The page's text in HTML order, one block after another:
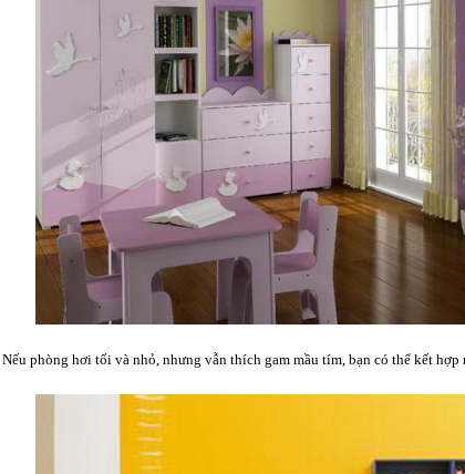
Nếu phòng hơi tối và nhỏ, nhưng vẫn thích gam mầu tím, bạn có thể kết